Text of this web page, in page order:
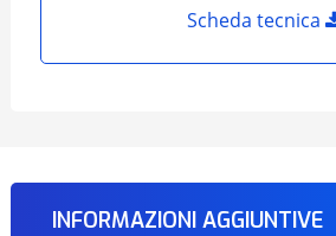
Scheda tecnica
INFORMAZIONI AGGIUNTIVE